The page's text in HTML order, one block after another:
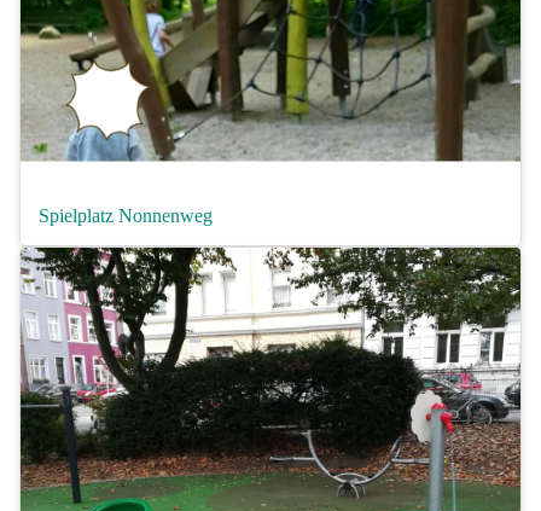
Spielplatz Nonnenweg